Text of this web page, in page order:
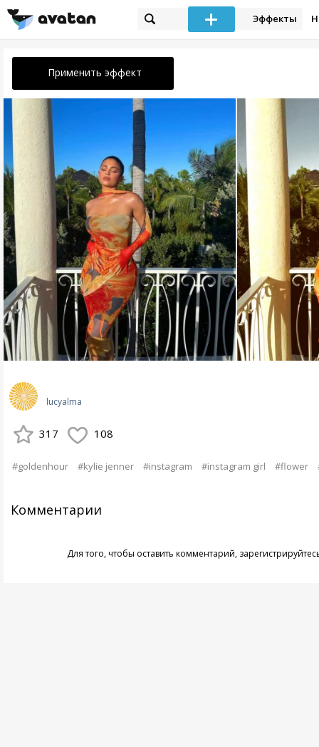
Эффекты
Применить эффект
lucyalma
317 108
#goldenhour #kylie jenner #instagram #instagram girl #flower
Комментарии
Для того, чтобы оставить комментарий,